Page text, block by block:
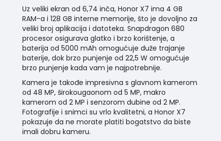
Uz veliki ekran od 6,74 inča, Honor X7 ima 4 GB
RAM-a i 128 GB interne memorije, što je dovoljno za
veliki broj aplikacija i datoteka. Snapdragon 680
procesor osigurava glatko i brzo korištenje, a
baterija od 5000 mAh omogućuje duže trajanje
baterije, dok brzo punjenje od 22,5 W omogućuje
brzo punjenje kada vam je najpotrebnije.
Kamera je takođe impresivna s glavnom kamerom
od 48 MP, širokougaonom od 5 MP, makro
kamerom od 2 MP i senzorom dubine od 2 MP.
Fotografije i snimci su vrlo kvalitetni, a Honor X7
pokazuje da ne morate platiti bogatstvo da biste
imali dobru kameru.